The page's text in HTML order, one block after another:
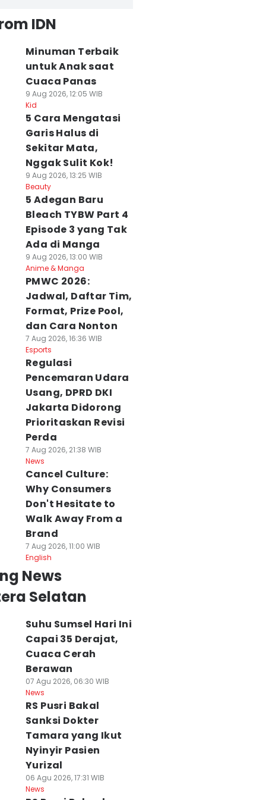
IDN
Minuman Terbaik
untuk Anak saat
Cuaca Panas
9 Aug 2026, 12:05 WIB
Kid
5 Cara Mengatasi
Garis Halus di
Sekitar Mata,
Nggak Sulit Kok!
9 Aug 2026, 13:25 WIB
Beauty
5 Adegan Baru
Bleach TYBW Part 4
Episode 3 yang Tak
Ada di Manga
9 Aug 2026, 13:00 WIB
Anime & Manga
PMWC 2026:
Jadwal, Daftar Tim,
Format, Prize Pool,
dan Cara Nonton
7 Aug 2026, 16:36 WIB
Esports
Regulasi
Pencemaran Udara
Usang, DPRD DKI
Jakarta Didorong
Prioritaskan Revisi
Perda
7 Aug 2026, 21:38 WIB
News
Cancel Culture:
Why Consumers
Don't Hesitate to
Walk Away From a
Brand
7 Aug 2026, 11:00 WIB
English
News
Selatan
Suhu Sumsel Hari Ini
Capai 35 Derajat,
Cuaca Cerah
Berawan
07 Agu 2026, 06:30 WIB
News
RS Pusri Bakal
Sanksi Dokter
Tamara yang Ikut
Nyinyir Pasien
Yurizal
06 Agu 2026, 17:31 WIB
News